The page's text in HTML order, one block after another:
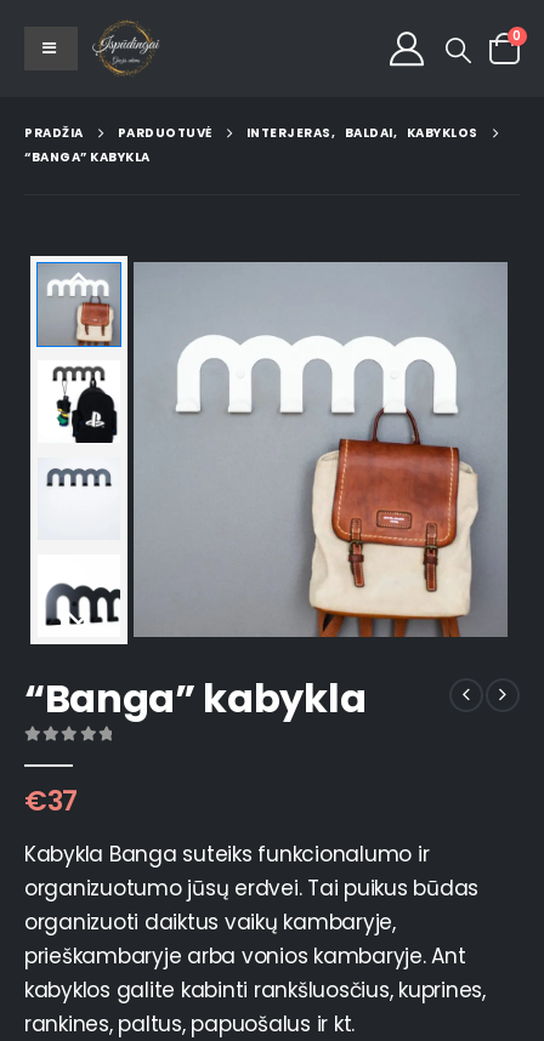
0
PRADŽIA PARDUOTUVĖ INTERJERAS, BALDAI, KABYKLOS
“BANGA” KABYKLA
“Banga” kabykla
€37
Kabykla Banga suteiks funkcionalumo ir
organizuotumo jūsų erdvei. Tai puikus būdas
organizuoti daiktus vaikų kambaryje,
prieškambaryje arba vonios kambaryje. Ant
kabyklos galite kabinti rankšluosčius, kuprines,
rankines, paltus, papuošalus ir kt.